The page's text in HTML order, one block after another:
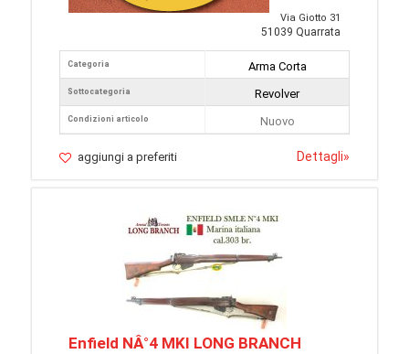
Via Giotto 31
51039 Quarrata
Categoria
Sottocategoria
Condizioni articolo
Arma Corta
Revolver
Nuovo
aggiungi a preferiti Dettagli»
Enfield NÂ°4 MKI LONG BRANCH